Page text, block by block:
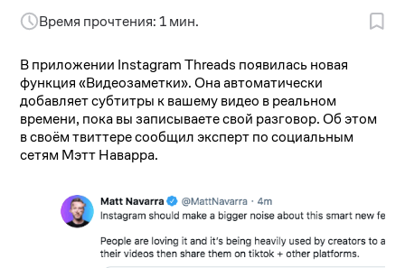
Время прочтения: 1 мин.
В приложении Instagram Threads появилась новая
функция «Видеозаметки». Она автоматически
добавляет субтитры к вашему видео в реальном
времени, пока вы записываете свой разговор. Об этом
в своём твиттере сообщил эксперт по социальным
сетям Мэтт Наварра.